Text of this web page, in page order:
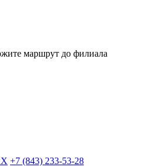
маршрут до филиала
+7 (843) 233-53-28